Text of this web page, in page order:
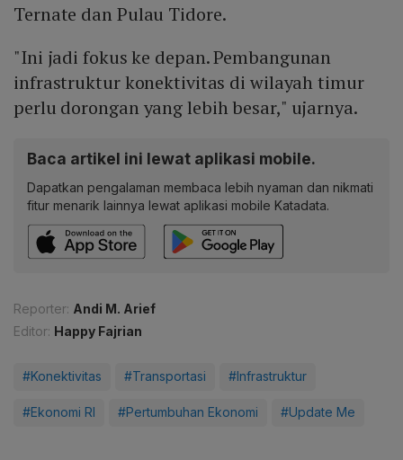
Ternate dan Pulau Tidore.
"Ini jadi fokus ke depan. Pembangunan
infrastruktur konektivitas di wilayah timur
perlu dorongan yang lebih besar," ujarnya.
Baca artikel ini lewat aplikasi mobile.
Dapatkan pengalaman membaca lebih nyaman dan nikmati
fitur menarik lainnya lewat aplikasi mobile Katadata.
Reporter: Andi M. Arief
Editor: Happy Fajrian
#Konektivitas #Transportasi #Infrastruktur
#Ekonomi RI #Pertumbuhan Ekonomi #Update Me